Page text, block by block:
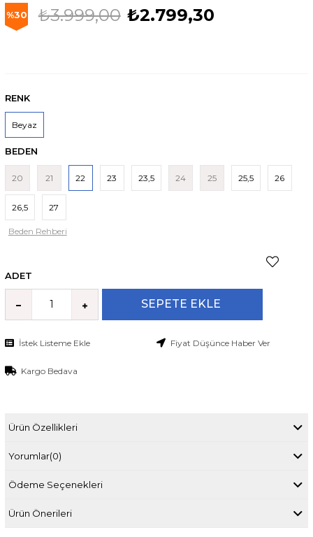
30 ₺3.999,00 ₺2.799,30
RENK
Beyaz
BEDEN
20 21 22 23 23,5 24 25 25,5 26
26,5 27
Beden Rehberi
ADET
İstek Listeme Ekle Fiyat Düşünce Haber Ver
Kargo Bedava
Ürün Özellikleri
Yorumlar(0)
Ödeme Seçenekleri
Ürün Önerileri